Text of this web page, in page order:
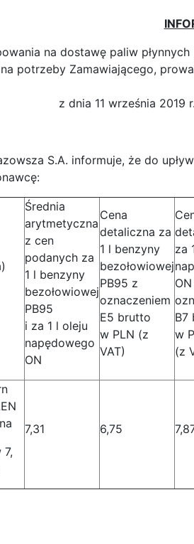
na dostawę paliw
potrzeby Zamawiającego,
z dnia 11 września 2019
S.A. informuje, że do
Średnia
arytmetyczna
z cen
podanych za
1 l benzyny
bezołowiowej
PB95
i za 1 l oleju
napędowego
ON
Cena
detaliczna za
1 l benzyny
bezołowiowej
PB95 z
oznaczeniem
E5 brutto
w PLN (z
VAT)
za
B7
w
(z
7,
7,31 6,75